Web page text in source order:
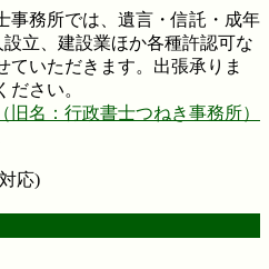
事務所では、遺言・信託・成年
立、建設業ほか各種許認可な
ていただきます。出張承りま
さい。
応)